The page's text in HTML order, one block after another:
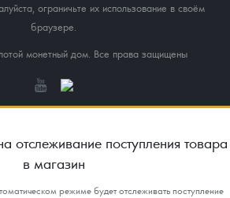
ограничьте их использование в своём
браузере.
монетный дом. Все права защищены
отслеживание поступления товара
в магазин
режиме будет отслеживать поступление